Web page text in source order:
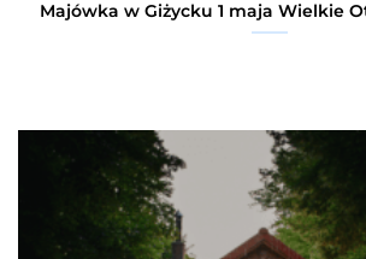
Majówka w Giżycku 1 maja Wielkie